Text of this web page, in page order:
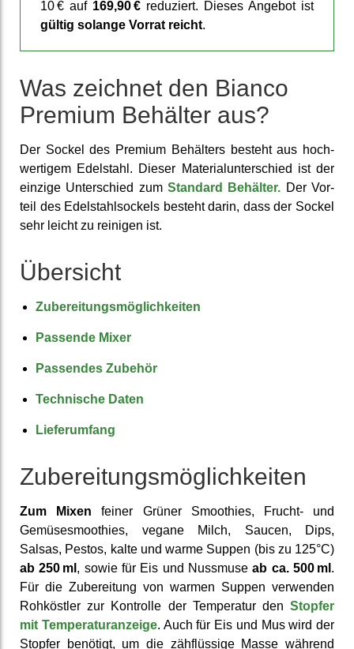
10 € auf 169,90 € reduziert. Dieses An­gebot ist
gültig solange Vorrat reicht.
Was zeichnet den Bianco
Premium Behälter aus?
Der Sockel des Premium Behälters besteht aus hoch­
wertigem Edel­stahl. Dieser Material­unter­schied ist der
einzige Unter­schied zum Standard Behälter. Der Vor­
teil des Edel­stahl­sockels besteht darin, dass der Sockel
sehr leicht zu reinigen ist.
Übersicht
Zubereitungs­möglich­keiten
Passende Mixer
Passendes Zubehör
Technische Daten
Lieferumfang
Zubereitungs­möglich­keiten
Zum Mixen feiner Grüner Smoothies, Frucht- und
Gemüse­smoothies, vegane Milch, Saucen, Dips,
Salsas, Pestos, kalte und warme Suppen (bis zu 125°C)
ab 250 ml , sowie für Eis und Nussmuseab ca. 500 ml .
Für die Zube­reitung von warmen Suppen verwenden
Roh­köstler zur Kontrolle der Temperatur den Stopfer
mit Temperatur­anzeige. Auch für Eis und Mus wird der
Stopfer benötigt, um die zäh­flüssige Masse während